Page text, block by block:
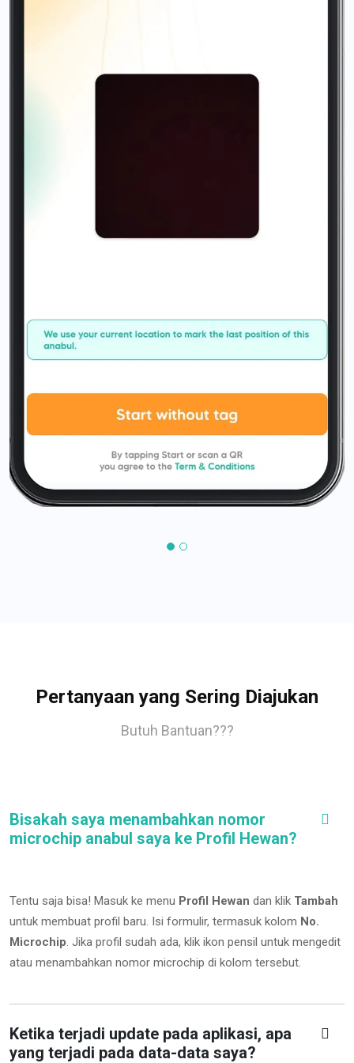
Pertanyaan yang Sering Diajukan
Butuh Bantuan???
Bisakah saya menambahkan nomor
microchip anabul saya ke Profil Hewan?
Tentu saja bisa! Masuk ke menu Profil Hewan dan klik Tambah
untuk membuat profil baru. Isi formulir, termasuk kolom No.
Microchip. Jika profil sudah ada, klik ikon pensil untuk mengedit
atau menambahkan nomor microchip di kolom tersebut.
Ketika terjadi update pada aplikasi, apa
yang terjadi pada data-data saya?